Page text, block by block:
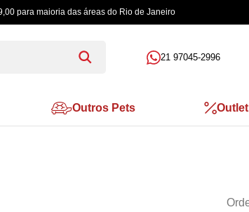
para maioria das áreas do Rio de Janeiro
21 97045-2996
Outros Pets Outlet